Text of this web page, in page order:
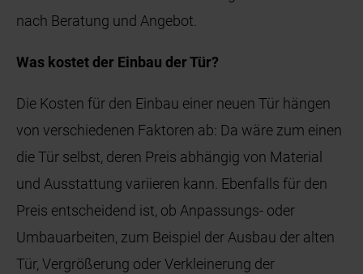
nach Beratung und Angebot.
Was kostet der Einbau der Tür?
Die Kosten für den Einbau einer neuen Tür hängen
von verschiedenen Faktoren ab: Da wäre zum einen
die Tür selbst, deren Preis abhängig von Material
und Ausstattung variieren kann. Ebenfalls für den
Preis entscheidend ist, ob Anpassungs- oder
Umbauarbeiten, zum Beispiel der Ausbau der alten
Tür, Vergrößerung oder Verkleinerung der